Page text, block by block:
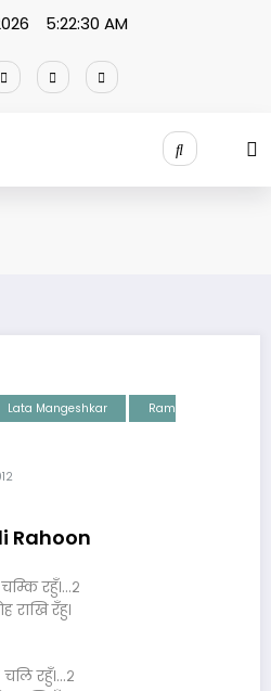
5:22:30 AM
Lata Mangeshkar
Ram
Rahoon
रहुँ।…२
रँहु।
रहुँ।…२